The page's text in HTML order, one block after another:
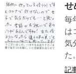
せ
毎
は
気
た
記